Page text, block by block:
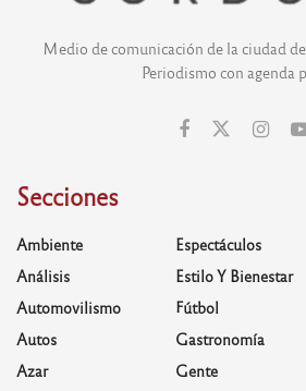
Medio de comunicación de la ciudad
Periodismo con agenda
Secciones
Ambiente
Análisis
Automovilismo
Autos
Azar
Espectáculos
Estilo Y Bienestar
Fútbol
Gastronomía
Gente